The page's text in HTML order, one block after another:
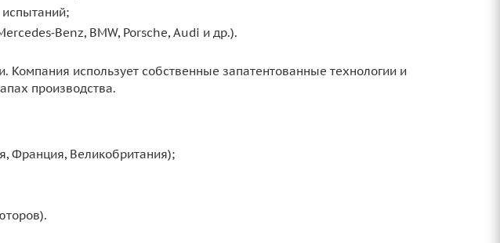
BMW, Porsche, Audi и др.).
использует собственные запатентованные технологии и
производства.
Франция, Великобритания);